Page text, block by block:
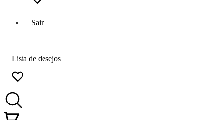
Sair
Lista de desejos